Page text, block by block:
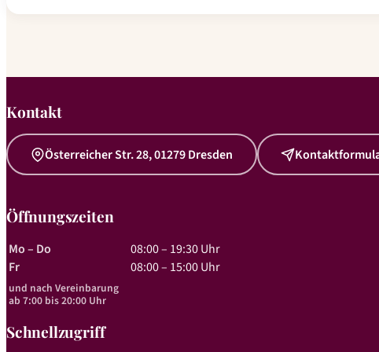
Kontakt
Österreicher Str. 28, 01279 Dresden Kontaktformular
Öffnungszeiten
08:00 – 19:30 Uhr
Fr
08:00 – 15:00 Uhr
ab 7:00 bis 20:00 Uhr
Schnellzugriff